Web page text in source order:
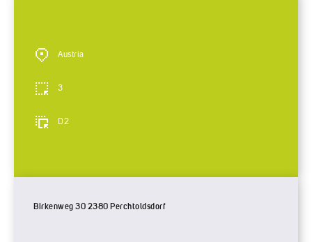
Austria
3
D2
Birkenweg 30 2380 Perchtoldsdorf